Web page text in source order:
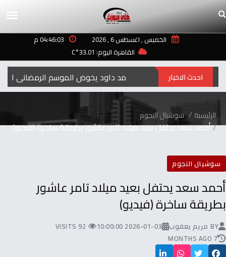
الخميس , اغسطس 6 , 2026
04:46:03 م
القاهرة اليوم: 33.01°C
احمد داود يخوض الموسم الرمضاني احدث الاخبار
الرئيسية سوشيال النجوم
أحمد سعد يحتفل بعيد ميلاد تامر عاشور بطريقة ساخرة (فيديو)
سوشيال النجوم
أحمد سعد يحتفل بعيد ميلاد تامر عاشور
بطريقة ساخرة (فيديو)
BY مريم يعقوب 2026-01-03 10:00:00
92 VISITS
7 MONTHS AGO